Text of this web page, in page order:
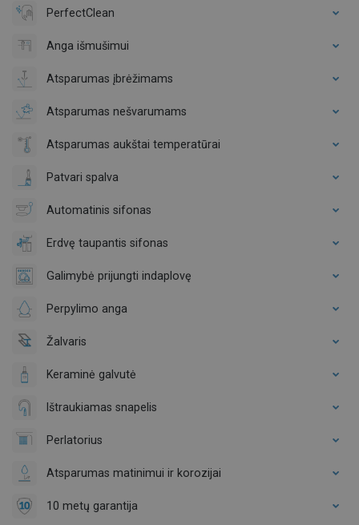
PerfectClean
Anga išmušimui
Atsparumas įbrėžimams
Atsparumas nešvarumams
Atsparumas aukštai temperatūrai
Patvari spalva
Automatinis sifonas
Erdvę taupantis sifonas
Galimybė prijungti indaplovę
Perpylimo anga
Žalvaris
Keraminė galvutė
Ištraukiamas snapelis
Perlatorius
Atsparumas matinimui ir korozijai
10 metų garantija